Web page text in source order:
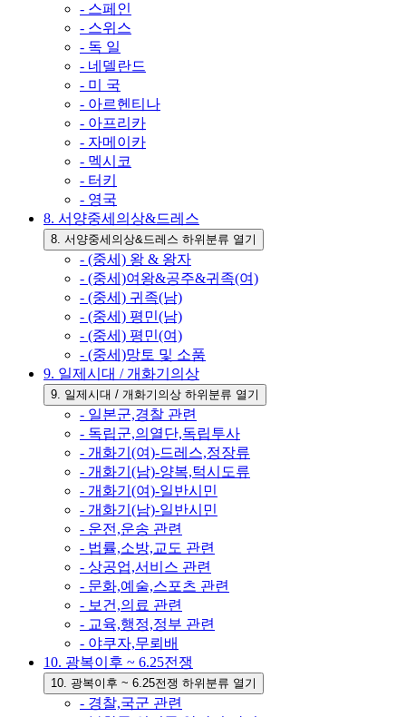
- 스페인
- 스위스
- 독 일
- 네델란드
- 미 국
- 아르헨티나
- 아프리카
- 자메이카
- 멕시코
- 터키
- 영국
8. 서양중세의상&드레스
8. 서양중세의상&드레스 하위분류 열기
- (중세) 왕 & 왕자
- (중세)여왕&공주&귀족(여)
- (중세) 귀족(남)
- (중세) 평민(남)
- (중세) 평민(여)
- (중세)망토 및 소품
9. 일제시대 / 개화기의상
9. 일제시대 / 개화기의상 하위분류 열기
- 일본군,경찰 관련
- 독립군,의열단,독립투사
- 개화기(여)-드레스,정장류
- 개화기(남)-양복,턱시도류
- 개화기(여)-일반시민
- 개화기(남)-일반시민
- 운전,운송 관련
- 법률,소방,교도 관련
- 상공업,서비스 관련
- 문화,예술,스포츠 관련
- 보건,의료 관련
- 교육,행정,정부 관련
- 야쿠자,무뢰배
10. 광복이후 ~ 6.25전쟁
10. 광복이후 ~ 6.25전쟁 하위분류 열기
- 경찰,국군 관련